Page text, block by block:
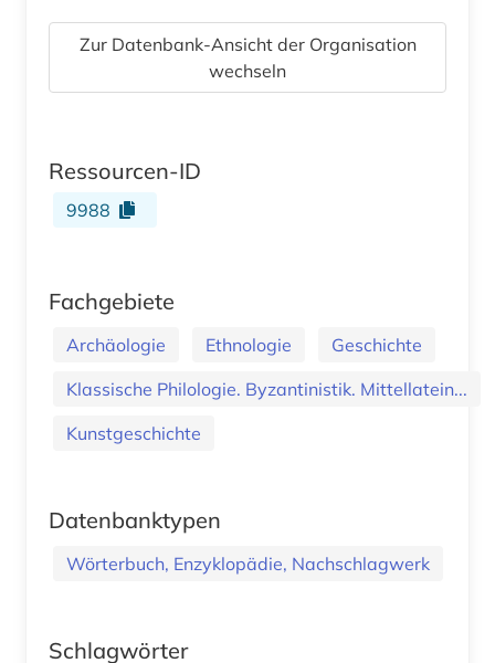
Zur Datenbank-Ansicht der Organisation
wechseln
Ressourcen-ID
9988
Fachgebiete
Archäologie Ethnologie
Geschichte
Klassische Philologie. Byzantinistik. Mittellatein...
Kunstgeschichte
Datenbanktypen
Wörterbuch, Enzyklopädie, Nachschlagwerk
Schlagwörter